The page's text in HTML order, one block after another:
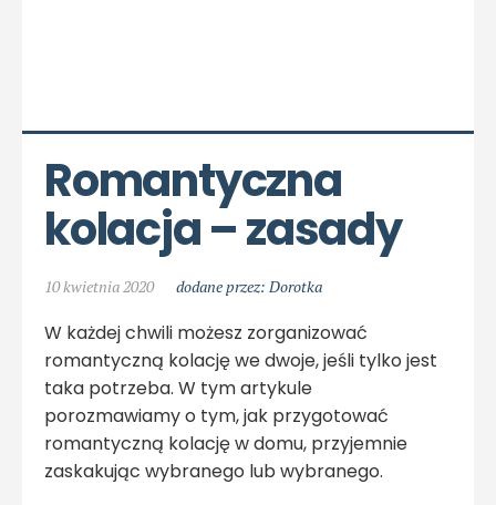
Romantyczna
kolacja – zasady
10 kwietnia 2020 dodane przez: Dorotka
W każdej chwili możesz zorganizować
romantyczną kolację we dwoje, jeśli tylko jest
taka potrzeba. W tym artykule
porozmawiamy o tym, jak przygotować
romantyczną kolację w domu, przyjemnie
zaskakując wybranego lub wybranego.